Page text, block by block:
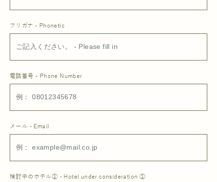
フリガナ - Phonetic
電話番号 - Phone Number
メール - Email
検討中のホテル① - Hotel under consideration ①